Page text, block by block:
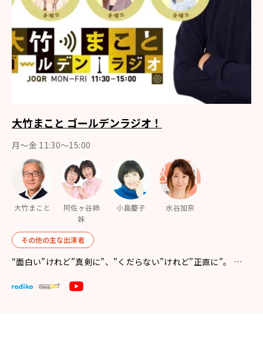
大竹まこと ゴールデンラジオ！
月〜金 11:30～15:00
大竹まこと
阿佐ヶ谷姉
妹
小島慶子 水谷加奈
その他の主な出演者
“面白い”けれど”真剣に”、”くだらない”けれど”正直に”。 …